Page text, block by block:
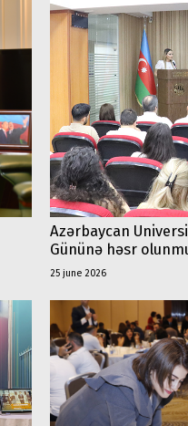
Azərbaycan
Gününə həsr
25 june 2026